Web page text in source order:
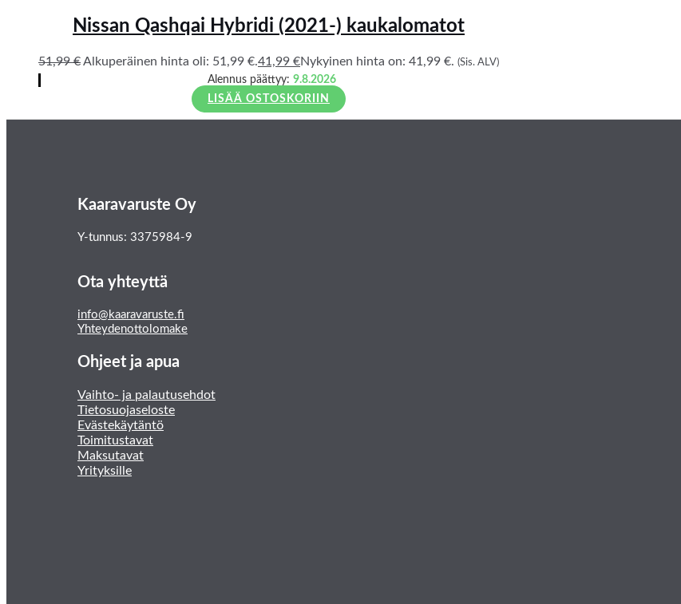
Nissan Qashqai Hybridi (2021-) kaukalomatot
51,99€Alkuperäinen hinta oli: 51,99 €.41,99 €Nykyinen hinta on: 41,99 €. (Sis. ALV)
Alennus päättyy: 9.8.2026
LISÄÄ OSTOSKORIIN
Kaaravaruste Oy
Y-tunnus: 3375984-9
Ota yhteyttä
info@kaaravaruste.fi
Yhteydenottolomake
Ohjeet ja apua
Vaihto- ja palautusehdot
Tietosuojaseloste
Evästekäytäntö
Toimitustavat
Maksutavat
Yrityksille